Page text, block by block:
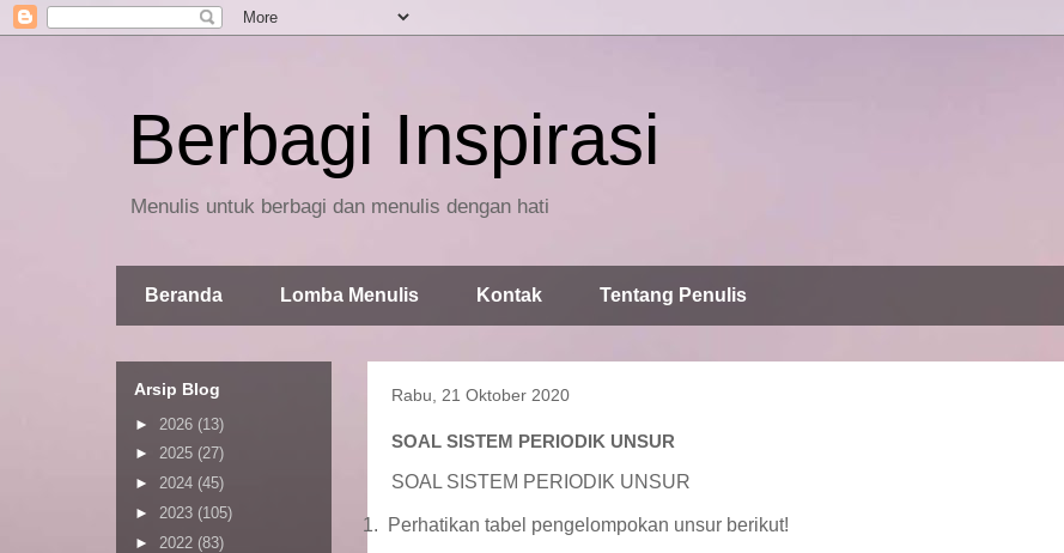
Berbagi Inspirasi
Menulis untuk berbagi dan menulis dengan hati
Beranda Lomba Menulis Kontak Tentang Penulis
Rabu, 21 Oktober 2020
SOAL SISTEM PERIODIK UNSUR
SOAL SISTEM PERIODIK UNSUR
1. Perhatikan tabel pengelompokan unsur berikut!
Arsip Blog
► 2026 (13)
► 2025 (27)
► 2024 (45)
► 2023 (105)
► 2022 (83)